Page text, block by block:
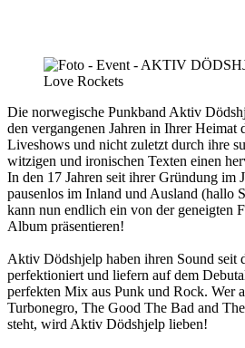
Die norwegische Punkband Aktiv
den vergangenen Jahren in Ihrer Heimat
Liveshows und nicht zuletzt durch ihre
witzigen und ironischen Texten einen
In den 17 Jahren seit ihrer Gründung im
pausenlos im Inland und Ausland (hallo
kann nun endlich ein von der geneigten
Album präsentieren!
Aktiv Dödshjelp haben ihren Sound seit
perfektioniert und liefern auf dem
perfekten Mix aus Punk und Rock. Wer
Turbonegro, The Good The Bad and
steht, wird Aktiv Dödshjelp lieben!